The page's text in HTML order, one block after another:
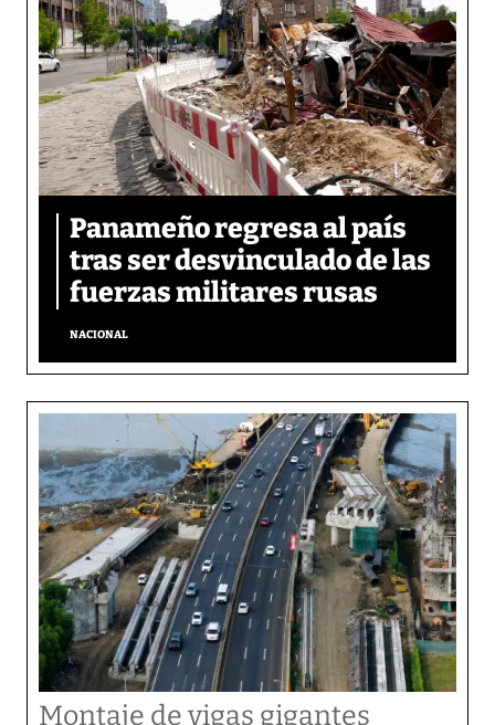
Panameño regresa al país
tras ser desvinculado de las
fuerzas militares rusas
NACIONAL
Montaje de vigas gigantes